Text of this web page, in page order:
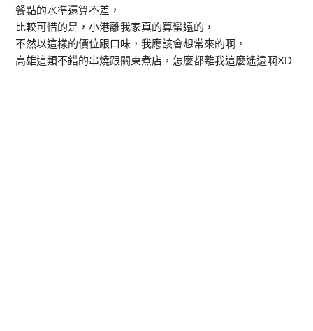
餐點的水準還算不差，
比較可惜的是，小港離我家真的算蠻遠的，
不然以這樣的價位跟口味，我應該會想常來的啊，
高雄這類不錯的串燒跟關東煮店，怎麼都離我這麼遙遠啊XD
—————–